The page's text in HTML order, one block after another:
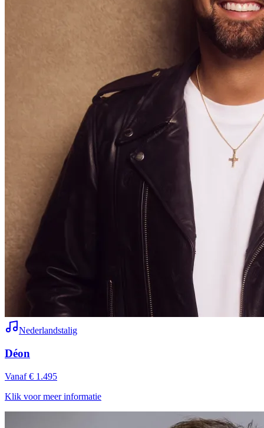
Nederlandstalig
Déon
Vanaf € 1.495
Klik voor meer informatie